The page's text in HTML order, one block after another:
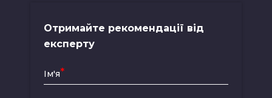
Отримайте рекомендації від
експерту
Ім'я